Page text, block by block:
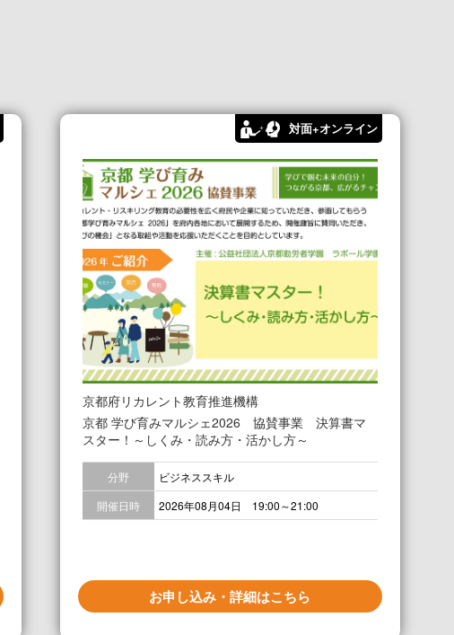
対面+オンライン
京都府リカレント教育推進機構
京都 学び育みマルシェ2026 協賛事業 決算書マ
スター！～しくみ・読み方・活かし方～
分野
ビジネススキル
開催日時
2026年08月04日 19:00～21:00
お申し込み・詳細はこちら